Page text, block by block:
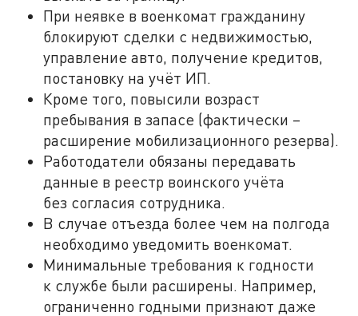
При неявке в военкомат гражданину
блокируют сделки с недвижимостью,
управление авто, получение кредитов,
постановку на учёт ИП.
Кроме того, повысили возраст
пребывания в запасе (фактически –
расширение мобилизационного резерва).
Работодатели обязаны передавать
данные в реестр воинского учёта
без согласия сотрудника.
В случае отъезда более чем на полгода
необходимо уведомить военкомат.
Минимальные требования к годности
к службе были расширены. Например,
ограниченно годными признают даже